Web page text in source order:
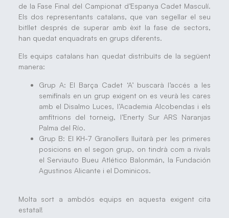
de la Fase Final del Campionat d’Espanya Cadet Masculí.
Els dos representants catalans, que van segellar el seu
bitllet després de superar amb èxit la fase de sectors,
han quedat enquadrats en grups diferents.
Els equips catalans han quedat distribuïts de la següent
manera:
Grup A: El Barça Cadet ‘A’ buscarà l’accés a les
semifinals en un grup exigent on es veurà les cares
amb el Disalmo Luces, l’Academia Alcobendas i els
amfitrions del torneig, l’Enerty Sur ARS Naranjas
Palma del Río.
Grup B: El KH-7 Granollers lluitarà per les primeres
posicions en el segon grup, on tindrà com a rivals
el Serviauto Bueu Atlético Balonmán, la Fundación
Agustinos Alicante i el Dominicos.
Molta sort a ambdós equips en aquesta exigent cita
estatal!